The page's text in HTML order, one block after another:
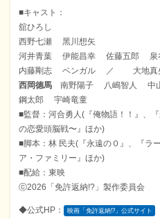
■キャスト：
舘ひろし
⻄野七瀬 ⿊川想⽮
河井⻘葉 伊能昌幸 佐藤五郎 泉
内藤剛志 ベンガル ／ ⼤地
⻄岡德⾺ 南野陽⼦ ⼋嶋智⼈ 中
鋼太郎 宇崎⻯童
■監督：河合勇人(『俺物語！！』、
の恋愛頭脳戦〜』ほか)
■脚本：林 民夫(『永遠の０』、『ラ
ア・ファミリー』ほか)
■配給：東映
ⓒ2026「免許返納!?」製作委員会
◆公式HP： 映画「免許返納⁉」公式サイト